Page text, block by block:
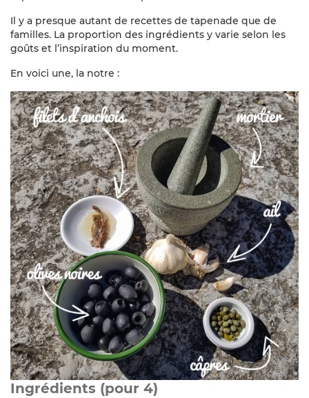
Il y a presque autant de recettes de tapenade que de
familles. La proportion des ingrédients y varie selon les
goûts et l’inspiration du moment.
En voici une, la notre :
Ingrédients (pour 4)⠀